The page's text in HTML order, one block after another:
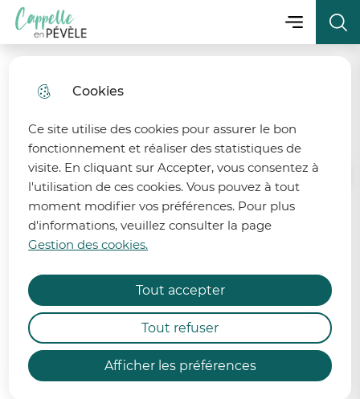
Cookies
Ce site utilise des cookies pour assurer le bon
fonctionnement et réaliser des statistiques de
visite. En cliquant sur Accepter, vous consentez à
l'utilisation de ces cookies. Vous pouvez à tout
moment modifier vos préférences. Pour plus
d'informations, veuillez consulter la page
Gestion des cookies.
Afficher les préférences
Tout accepter
Tout refuser
Aller
au
menu
principal
Consulter
le plan
du site
État de la ressource en eau
Afin de préserver la ressource en eau, 6 bassins
des départements du Nord et du Pas-de-Calais
sont désormais placés en alerte et 2 bassins
demeurent en vigilance renforcée.
En savoir plus
Ville de Cappelle-en-Pévèle
Menu
Séance du 7 Juillet 2026
Accueil
Retrouvez le procès-verbal et
l'ensemble des délibérations de la
séance du 7 juillet 2026.
Procès-verbal :
En cours de finalisation
Délibérations :